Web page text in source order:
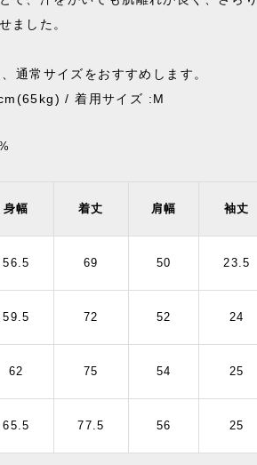
ました。
通常サイズをおすすめします。
/ 着用サイズ :M
身幅 着丈 肩幅 袖丈
56.5 69 50 23.5
59.5 72 52 24
62 75 54 25
65.5 77.5 56 25